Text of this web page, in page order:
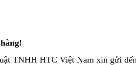
TNHH HTC Việt Nam xin gửi